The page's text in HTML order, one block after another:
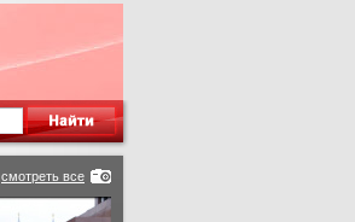
смотреть все